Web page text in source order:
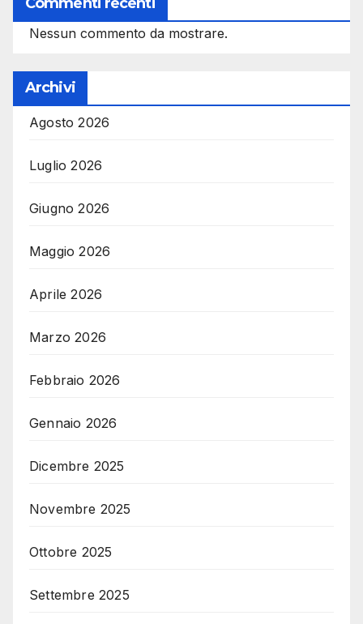
Nessun commento da mostrare.
Archivi
Agosto 2026
Luglio 2026
Giugno 2026
Maggio 2026
Aprile 2026
Marzo 2026
Febbraio 2026
Gennaio 2026
Dicembre 2025
Novembre 2025
Ottobre 2025
Settembre 2025